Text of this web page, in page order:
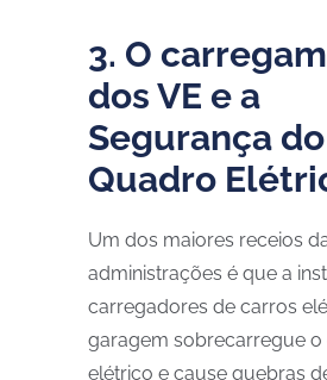
3. O
dos VE e a
Segurança do
Quadro
Um dos maiores receios
administrações é que a
carregadores de carros
garagem sobrecarregue
elétrico e cause quebras